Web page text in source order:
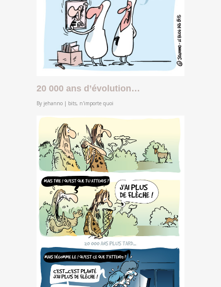
20 000 ans d’évolution…
By jehanno | bits, n'importe quoi